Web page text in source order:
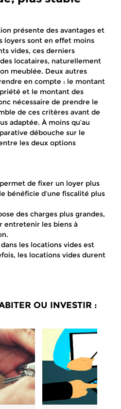
présente des avantages et
loyers sont en effet moins
vides, ces derniers
locataires, naturellement
meublée. Deux autres
en compte : le montant
et le montant des
nécessaire de prendre le
de ces critères avant de
adaptée. À moins qu’au
débouche sur le
les deux options
de fixer un loyer plus
bénéficie d’une fiscalité plus
des charges plus grandes,
entretenir les biens à
les locations vides est
les locations vides durent
OU INVESTIR :